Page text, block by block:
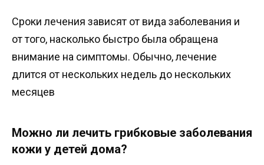
Сроки лечения зависят от вида заболевания и
от того, насколько быстро была обращена
внимание на симптомы. Обычно, лечение
длится от нескольких недель до нескольких
месяцев
Можно ли лечить грибковые заболевания
кожи у детей дома?